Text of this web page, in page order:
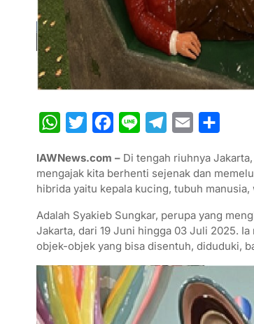
W
a
t
A
p
p
i
t
e
r
c
e
o
o
k
n
e
l
e
r
a
m
a
i
a
r
IAWNews.com – Di tengah riuhnya
mengajak kita berhenti sejenak dan
hibrida yaitu kepala kucing, tubuh
Adalah Syakieb Sungkar, perupa yang
Jakarta, dari 19 Juni hingga 03 Juli 2025.
objek-objek yang bisa disentuh, diduduki,